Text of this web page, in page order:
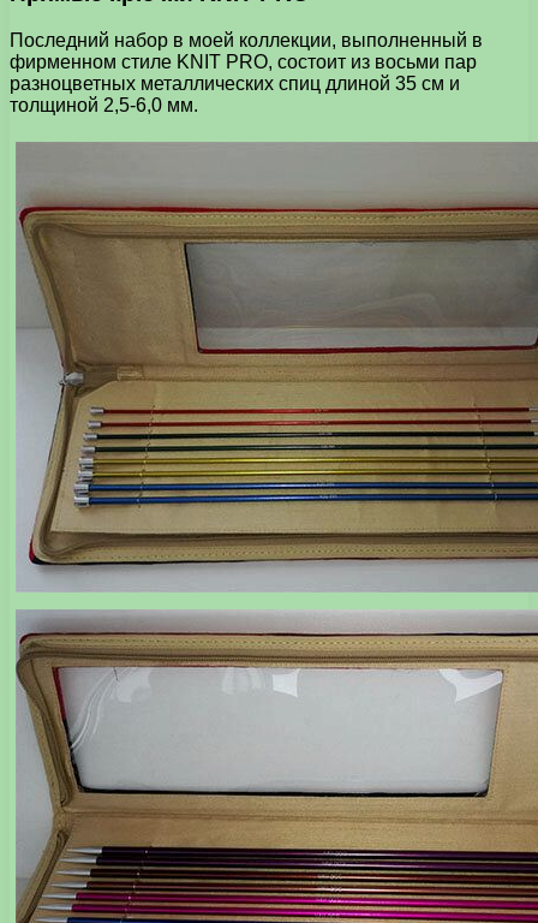
Последний набор в моей коллекции, выполненный в
фирменном стиле KNIT PRO, состоит из восьми пар
разноцветных металлических спиц длиной 35 см и
толщиной 2,5-6,0 мм.